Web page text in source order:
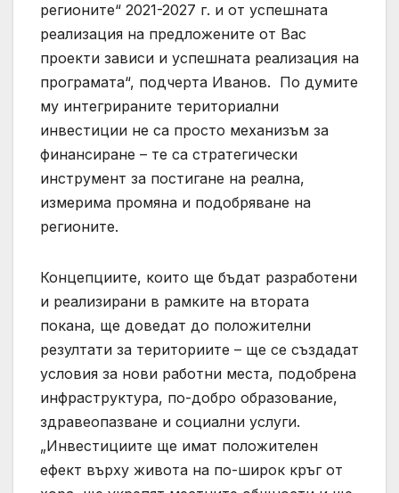
регионите“ 2021-2027 г. и от успешната
реализация на предложените от Вас
проекти зависи и успешната реализация на
програмата“, подчерта Иванов. По думите
му интегрираните териториални
инвестиции не са просто механизъм за
финансиране – те са стратегически
инструмент за постигане на реална,
измерима промяна и подобряване на
регионите.
Концепциите, които ще бъдат разработени
и реализирани в рамките на втората
покана, ще доведат до положителни
резултати за териториите – ще се създадат
условия за нови работни места, подобрена
инфраструктура, по-добро образование,
здравеопазване и социални услуги.
„Инвестициите ще имат положителен
ефект върху живота на по-широк кръг от